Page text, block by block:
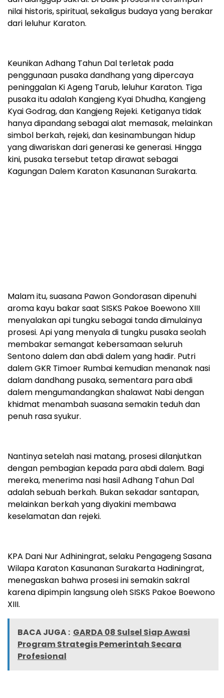
nilai historis, spiritual, sekaligus budaya yang berakar
dari leluhur Karaton.
Keunikan Adhang Tahun Dal terletak pada
penggunaan pusaka dandhang yang dipercaya
peninggalan Ki Ageng Tarub, leluhur Karaton. Tiga
pusaka itu adalah Kangjeng Kyai Dhudha, Kangjeng
Kyai Godrag, dan Kangjeng Rejeki. Ketiganya tidak
hanya dipandang sebagai alat memasak, melainkan
simbol berkah, rejeki, dan kesinambungan hidup
yang diwariskan dari generasi ke generasi. Hingga
kini, pusaka tersebut tetap dirawat sebagai
Kagungan Dalem Karaton Kasunanan Surakarta.
Malam itu, suasana Pawon Gondorasan dipenuhi
aroma kayu bakar saat SISKS Pakoe Boewono XIII
menyalakan api tungku sebagai tanda dimulainya
prosesi. Api yang menyala di tungku pusaka seolah
membakar semangat kebersamaan seluruh
Sentono dalem dan abdi dalem yang hadir. Putri
dalem GKR Timoer Rumbai kemudian menanak nasi
dalam dandhang pusaka, sementara para abdi
dalem mengumandangkan shalawat Nabi dengan
khidmat menambah suasana semakin teduh dan
penuh rasa syukur.
Nantinya setelah nasi matang, prosesi dilanjutkan
dengan pembagian kepada para abdi dalem. Bagi
mereka, menerima nasi hasil Adhang Tahun Dal
adalah sebuah berkah. Bukan sekadar santapan,
melainkan berkah yang diyakini membawa
keselamatan dan rejeki.
KPA Dani Nur Adhiningrat, selaku Pengageng Sasana
Wilapa Karaton Kasunanan Surakarta Hadiningrat,
menegaskan bahwa prosesi ini semakin sakral
karena dipimpin langsung oleh SISKS Pakoe Boewono
XIII.
BACA JUGA : GARDA 08 Sulsel Siap Awasi
Program Strategis Pemerintah Secara
Profesional